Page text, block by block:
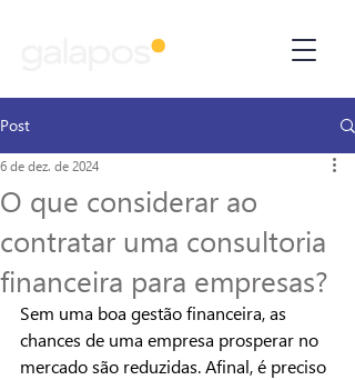
Post
O que considerar ao
contratar uma consultoria
financeira para empresas?
6 de dez. de 2024
Sem uma boa gestão financeira, as
chances de uma empresa prosperar no
mercado são reduzidas. Afinal, é preciso